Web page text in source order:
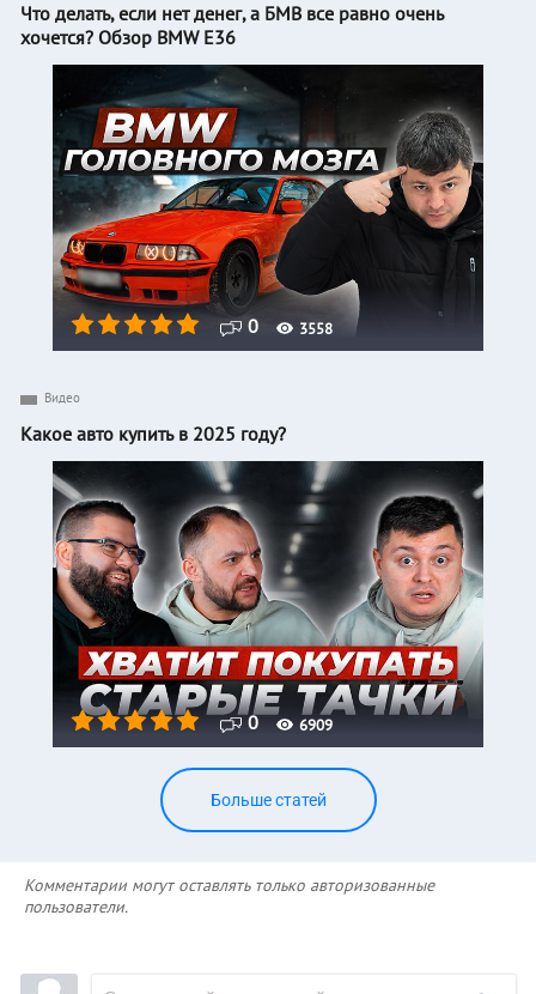
0 3558
Что делать, если нет денег, а БМВ все равно очень
хочется? Обзор BMW E36
0 6909
Видео
Какое авто купить в 2025 году?
Больше статей
Комментарии могут оставлять только авторизованные
пользователи.